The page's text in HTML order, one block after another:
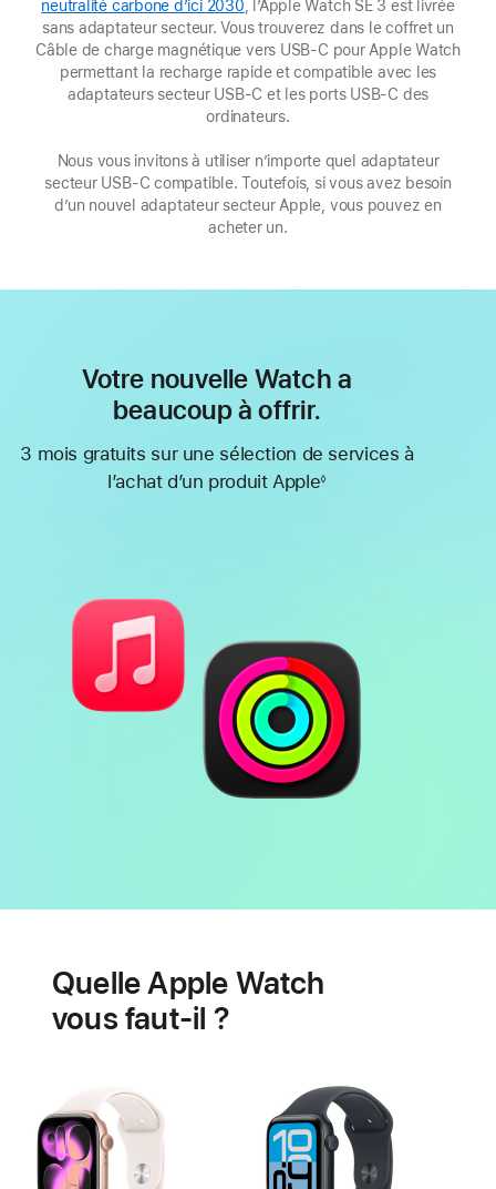
neutralité carbone d’ici 2030 (s’ouvre
dans
une
nouvelle
fenêtre)
, l’Apple Watch SE 3 est livrée
sans adaptateur secteur. Vous trouverez dans le coffret un
Câble de charge magnétique vers USB‑C pour Apple Watch
permettant la recharge rapide et compatible avec les
adaptateurs secteur USB-C et les ports USB-C des
ordinateurs.
Nous vous invitons à utiliser n’importe quel adaptateur
secteur USB-C compatible. Toutefois, si vous avez besoin
d’un nouvel adaptateur secteur Apple, vous pouvez en
acheter un.
Votre nouvelle Watch a
beaucoup à offrir.
3 mois gratuits sur une sélection de services à
l’achat d’un produit Apple◊
Quelle Apple Watch
vous faut-il ?